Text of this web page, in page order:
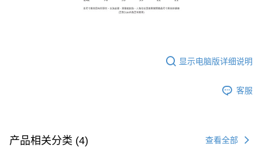
显示电脑版详细说明
客服
产品相关分类 (4) 查看全部